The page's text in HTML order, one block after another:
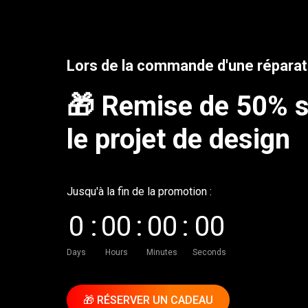
Lors de la commande d'une
🎁 Remise de 50%
le projet de design
Jusqu'à la fin de la promotion :
0
Days
: 00
Hours
: 00
Minutes
: 00
Seconds
🎁 RÉSERVER UN CADEAU